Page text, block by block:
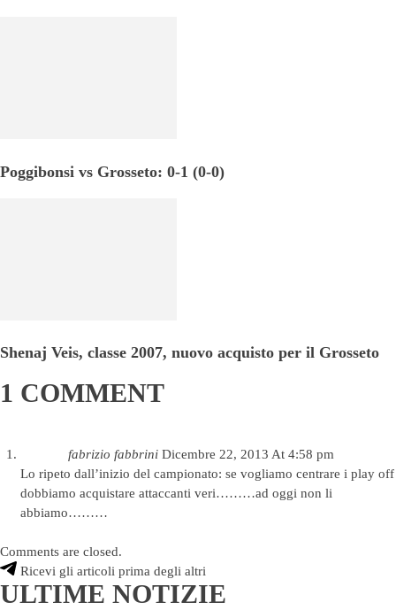
Poggibonsi vs Grosseto: 0-1 (0-0)
Shenaj Veis, classe 2007, nuovo acquisto per il Grosseto
1 COMMENT
fabrizio fabbrini Dicembre 22, 2013 At 4:58 pm
Lo ripeto dall’inizio del campionato: se vogliamo centrare i play off
dobbiamo acquistare attaccanti veri………ad oggi non li
abbiamo………
Comments are closed.
Ricevi gli articoli prima degli altri
ULTIME NOTIZIE